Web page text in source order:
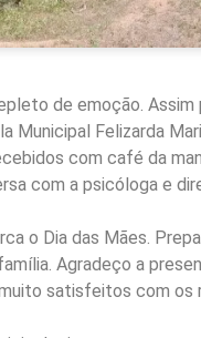
de emoção. Assim
Municipal Felizarda
com café da
com a psicóloga e
o Dia das Mães.
Agradeço a
satisfeitos com os